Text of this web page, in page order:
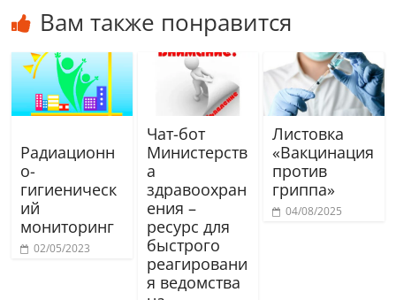
Вам также понравится
Радиационн
о-
гигиеническ
ий
мониторинг
02/05/2023
Чат-бот
Министерств
а
здравоохран
ения –
ресурс для
быстрого
реагировани
я ведомства
Листовка
«Вакцинация
против
гриппа»
04/08/2025